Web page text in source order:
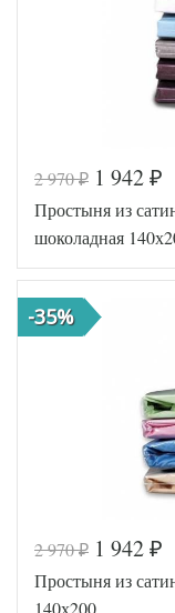
Код товара
516-
Артикул
2 970₽ 1 942 ₽
Простыня из
шоколадная
-35%
2 970₽ 1 942 ₽
Простыня из
140х200